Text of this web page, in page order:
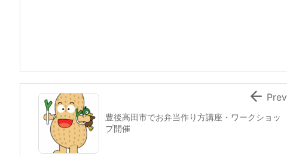
k
豊後高田市でお弁当作り方講座・ワークショッ
プ開催
 Prev